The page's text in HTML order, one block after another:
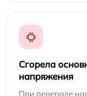
Сгорела
напряжения
При перепаде